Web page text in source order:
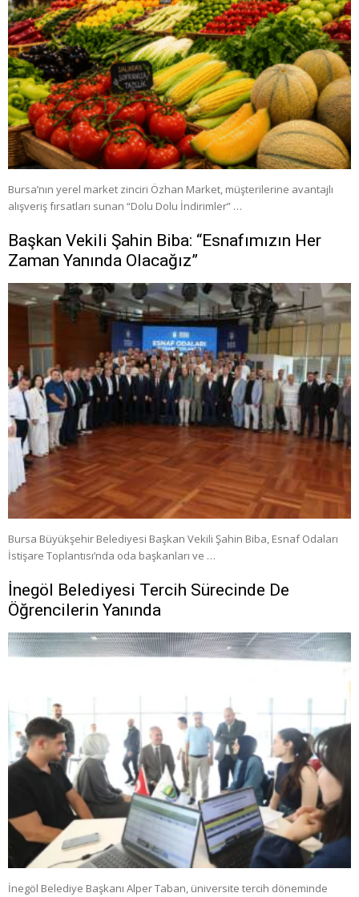
Bursa’nın yerel market zinciri Özhan Market, müşterilerine avantajlı
alışveriş fırsatları sunan “Dolu Dolu İndirimler” …
Başkan Vekili Şahin Biba: “Esnafımızın Her
Zaman Yanında Olacağız”
Bursa Büyükşehir Belediyesi Başkan Vekili Şahin Biba, Esnaf Odaları
İstişare Toplantısı’nda oda başkanları ve …
İnegöl Belediyesi Tercih Sürecinde De
Öğrencilerin Yanında
İnegöl Belediye Başkanı Alper Taban, üniversite tercih döneminde